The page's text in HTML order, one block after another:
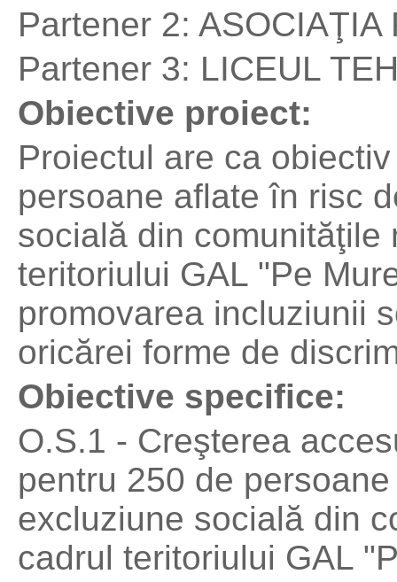
Partener 2: ASOCIAŢIA
Partener 3: LICEUL
Obiective proiect:
Proiectul are ca
persoane aflate în risc
socială din comunităţile
teritoriului GAL "Pe
promovarea incluziunii
oricărei forme de
Obiective specifice:
O.S.1 - Creşterea
pentru 250 de
excluziune socială din
cadrul teritoriului GAL